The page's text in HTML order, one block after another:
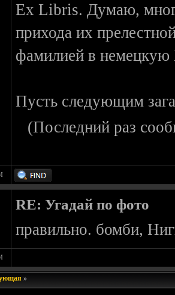
Ex Libris. Думаю,
прихода их
фамилией в немецкую
Пусть следующим
(Последний раз
RE: Угадай по фото
правильно. бомби,
»